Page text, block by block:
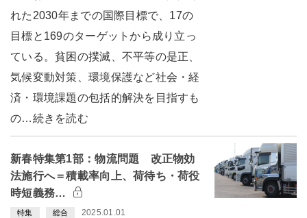
れた2030年までの国際目標で、17の
目標と169のターゲットから成り立っ
ている。貧困の撲滅、不平等の是正、
気候変動対策、環境保護など社会・経
済・環境課題の包括的解決を目指すも
の…続きを読む
新春特集第1部：物流問題 改正物効
法施行へ＝積載率向上、荷待ち・荷役
時短義務…
特集 総合 2025.01.01